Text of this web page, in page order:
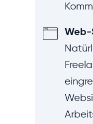
Web-